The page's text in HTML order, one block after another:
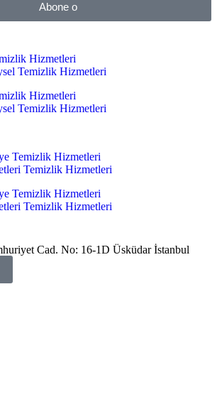
Abone o
Hizmetleri
Temizlik Hizmetleri
Hizmetleri
Temizlik Hizmetleri
Temizlik Hizmetleri
Temizlik Hizmetleri
Temizlik Hizmetleri
Temizlik Hizmetleri
Cad. No: 16-1D Üsküdar İstanbul